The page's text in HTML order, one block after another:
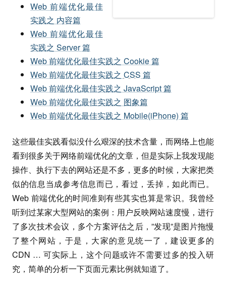
Web 前端优化最佳
实践之 内容篇
Web 前端优化最佳
实践之 Server 篇
Web 前端优化最佳实践之 Cookie 篇
Web 前端优化最佳实践之 CSS 篇
Web 前端优化最佳实践之 JavaScript 篇
Web 前端优化最佳实践之 图象篇
Web 前端优化最佳实践之 Mobile(iPhone) 篇
这些最佳实践看似没什么艰深的技术含量，而网络上也能
看到很多关于网络前端优化的文章，但是实际上我发现能
操作、执行下去的网站还是不多，更多的时候，大家把类
似的信息当成参考信息而已，看过，丢掉，如此而已。
Web 前端优化的时间准则有些其实也算是常识。我曾经
听到过某家大型网站的案例：用户反映网站速度慢，进行
了多次技术会议，多个方案评估之后，”发现”是图片拖慢
了整个网站，于是，大家的意见统一了，建设更多的
CDN … 可实际上，这个问题或许不需要过多的投入研
究，简单的分析一下页面元素比例就知道了。